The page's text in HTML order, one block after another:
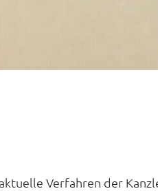
Verfahren der